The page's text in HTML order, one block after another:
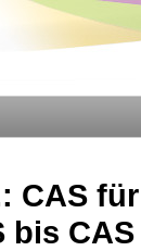
CAS
CAS